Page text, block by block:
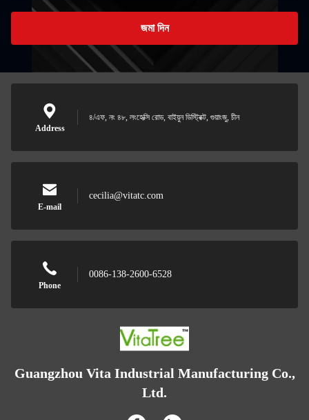
জমা দিন
Address
৪/এফ, নং ৪৮, লংহেক্সি রোড, বাইয়ুন ডিস্ট্রিক্ট, গুয়াংজু, চীন
E-mail
cecilia@vitatc.com
Phone
0086-138-2600-6528
Guangzhou Vita Industrial Manufacturing Co.,
Ltd.